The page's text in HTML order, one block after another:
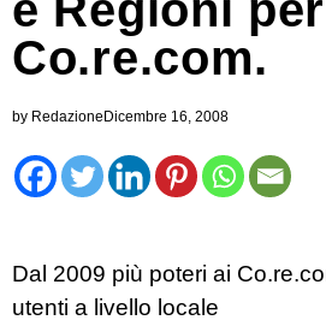
Co.re.com.
by Redazione Dicembre 16, 2008
Dal 2009 più poteri ai
utenti a livello locale